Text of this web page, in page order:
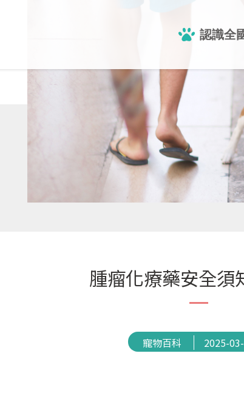
認識全
腫瘤化療藥安全須
寵物百科 2025-